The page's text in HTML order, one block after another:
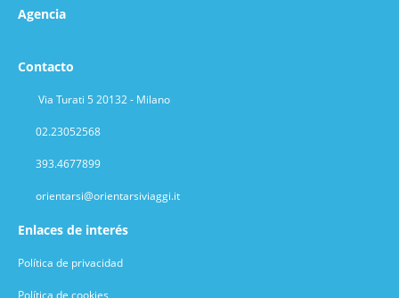
Agencia
Contacto
Via Turati 5 20132 - Milano
02.23052568
393.4677899
orientarsi@orientarsiviaggi.it
Enlaces de interés
Política de privacidad
Política de cookies